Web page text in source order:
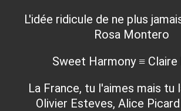
L'idée ridicule de ne plus
Rosa Montero
Sweet Harmony ≡
La France, tu l'aimes mais tu
Olivier Esteves, Alice